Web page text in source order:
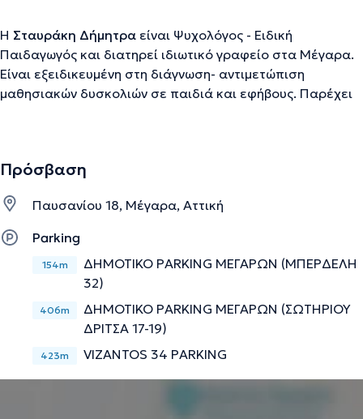
Η Σταυράκη Δήμητρα είναι Ψυχολόγος - Ειδική
Παιδαγωγός και διατηρεί ιδιωτικό γραφείο στα Μέγαρα.
Είναι εξειδικευμένη στη διάγνωση- αντιμετώπιση
μαθησιακών δυσκολιών σε παιδιά και εφήβους. Παρέχει
υποστήριξη και ψυχολογική ενίσχυση παιδιών και εφήβων
υποστήριξη γονέων.
Την περιγραφή επιμελείται η ομάδα του doctoranytime βασισμένη σε
επαληθευμένες πληροφορίες.
Πρόσβαση
Παυσανίου 18, Μέγαρα, Αττική
Parking
154m
ΔΗΜΟΤΙΚΟ PARKING ΜΕΓΑΡΩΝ (ΜΠΕΡΔΕΛΗ
32)
406m
ΔΗΜΟΤΙΚΟ PARKING ΜΕΓΑΡΩΝ (ΣΩΤΗΡΙΟΥ
ΔΡΙΤΣΑ 17-19)
423m VIZANTOS 34 PARKING